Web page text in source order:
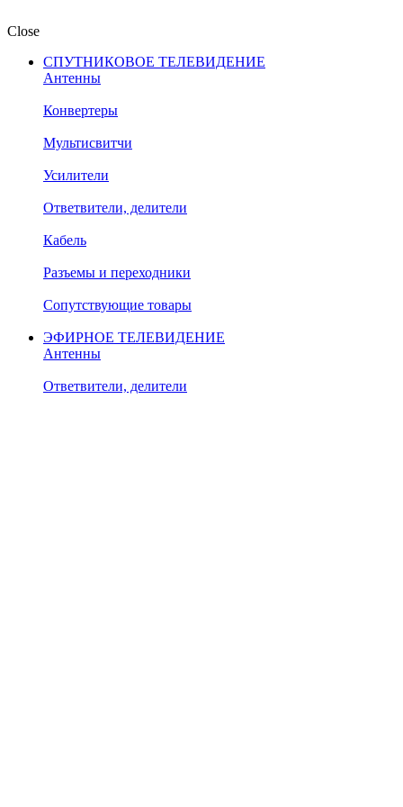
Close
СПУТНИКОВОЕ ТЕЛЕВИДЕНИЕ
Антенны
Конвертеры
Мультисвитчи
Усилители
Ответвители, делители
Кабель
Разъемы и переходники
Сопутствующие товары
ЭФИРНОЕ ТЕЛЕВИДЕНИЕ
Антенны
Ответвители, делители